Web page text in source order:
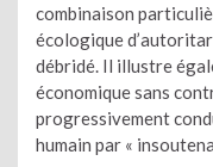
combinaison
écologique
débridé. Il illustre
économique sans
progressivement
humain par «